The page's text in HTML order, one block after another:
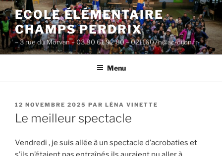
Aller
au
contenu
principal
ECOLE ÉLÉMENTAIRE
CHAMPS PERDRIX
– 3 rue du Morvan – 03 80 61 92 80 – 0211607h@ac-dijon.fr-
Menu
PUBLIÉ
LE
12 NOVEMBRE 2025 PAR LÉNA VINETTE
Le meilleur spectacle
Vendredi , je suis allée à un spectacle d’acrobaties et